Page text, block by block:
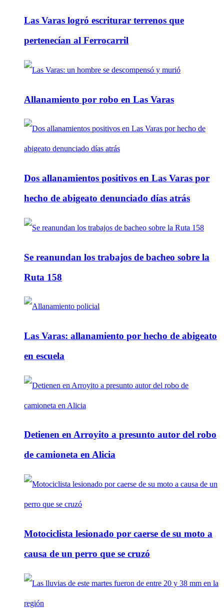
Las Varas logró escriturar terrenos que
pertenecían al Ferrocarril
Allanamiento por robo en Las Varas
Dos allanamientos positivos en Las Varas por
hecho de abigeato denunciado días atrás
Se reanundan los trabajos de bacheo sobre la
Ruta 158
Las Varas: allanamiento por hecho de abigeato
en escuela
Detienen en Arroyito a presunto autor del robo
de camioneta en Alicia
Motociclista lesionado por caerse de su moto a
causa de un perro que se cruzó